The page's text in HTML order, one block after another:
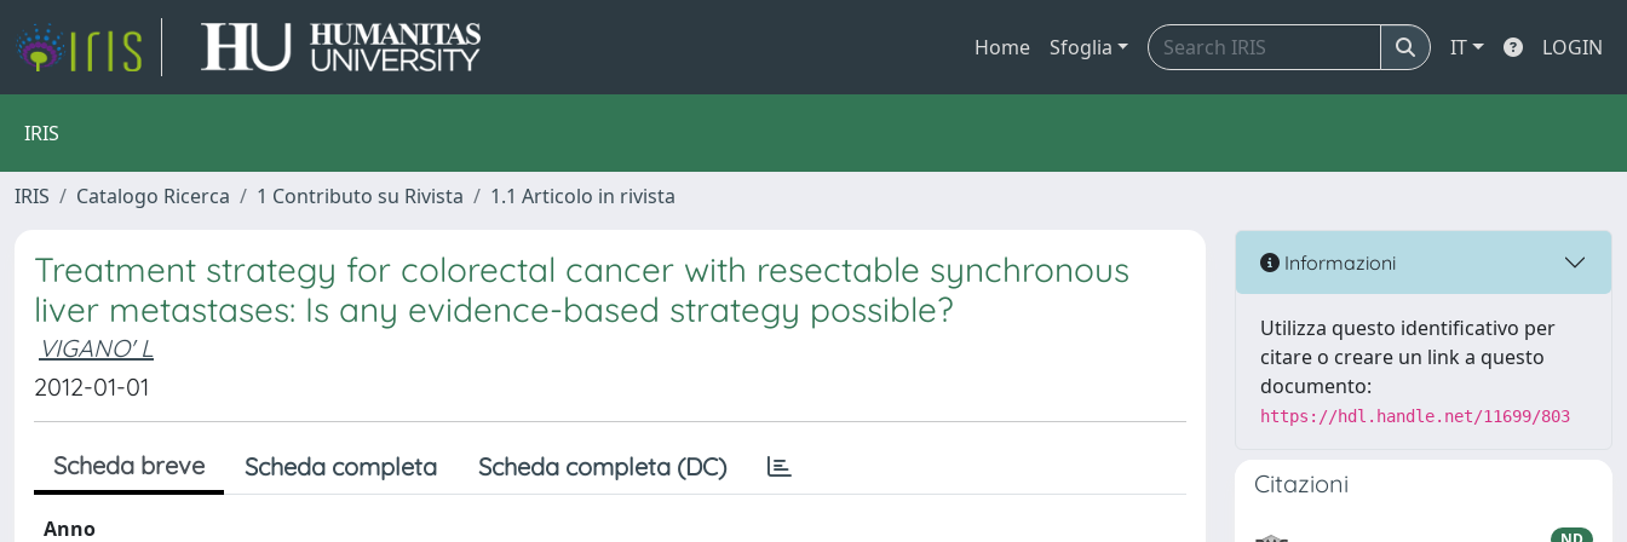
Home Sfoglia IT LOGIN
IRIS
IRIS Catalogo Ricerca 1 Contributo su Rivista 1.1 Articolo in rivista
Treatment strategy for colorectal cancer with resectable synchronous
liver metastases: Is any evidence-based strategy possible?
VIGANO' L
2012-01-01
Scheda breve Scheda completa Scheda completa (DC)
Anno
Informazioni
Utilizza questo identificativo per
citare o creare un link a questo
documento:
https://hdl.handle.net/11699/803
Citazioni